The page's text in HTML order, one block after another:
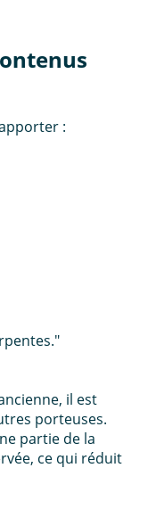
:
il est
porteuses.
partie de la
ce qui réduit